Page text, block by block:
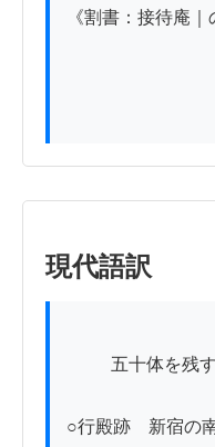
《割書：接待庵｜
現代語訳
○行殿跡　新宿の